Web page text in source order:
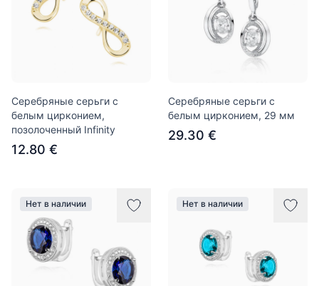
Серебряные серьги с
белым цирконием,
позолоченный Infinity
12.80 €
Серебряные серьги с
белым цирконием, 29 мм
29.30 €
Нет в наличии Нет в наличии